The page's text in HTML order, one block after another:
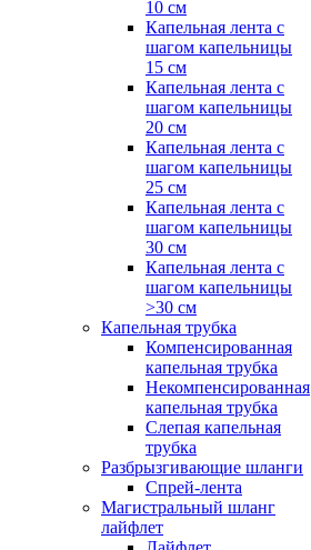
10 см
Капельная лента с
шагом капельницы
15 см
Капельная лента с
шагом капельницы
20 см
Капельная лента с
шагом капельницы
25 см
Капельная лента с
шагом капельницы
30 см
Капельная лента с
шагом капельницы
>30 см
Капельная трубка
Компенсированная
капельная трубка
Некомпенсированная
капельная трубка
Слепая капельная
трубка
Разбрызгивающие шланги
Спрей-лента
Магистральный шланг
лайфлет